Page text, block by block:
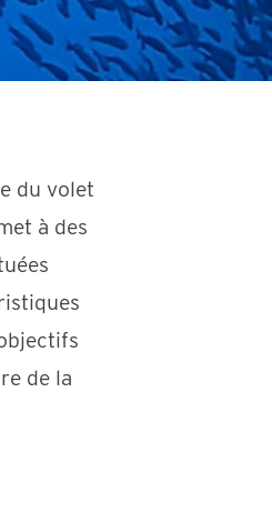
du volet
à des
de la